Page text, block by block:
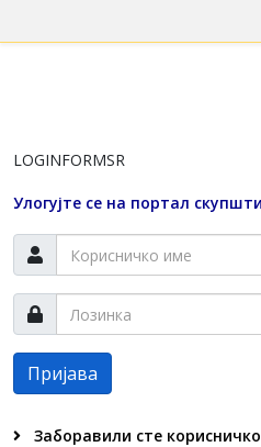
LOGINFORMSR
Улогујте се на портал
Пријава
Заборавили сте